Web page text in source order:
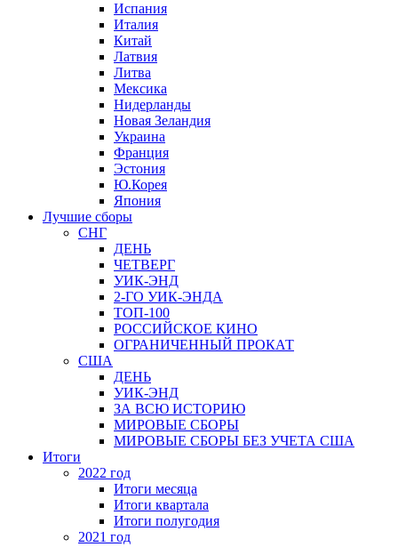
Испания
Италия
Китай
Латвия
Литва
Мексика
Нидерланды
Новая Зеландия
Украина
Франция
Эстония
Ю.Корея
Япония
Лучшие сборы
СНГ
ДЕНЬ
ЧЕТВЕРГ
УИК-ЭНД
2-ГО УИК-ЭНДА
ТОП-100
РОССИЙСКОЕ КИНО
ОГРАНИЧЕННЫЙ ПРОКАТ
США
ДЕНЬ
УИК-ЭНД
ЗА ВСЮ ИСТОРИЮ
МИРОВЫЕ СБОРЫ
МИРОВЫЕ СБОРЫ БЕЗ УЧЕТА США
Итоги
2022 год
Итоги месяца
Итоги квартала
Итоги полугодия
2021 год